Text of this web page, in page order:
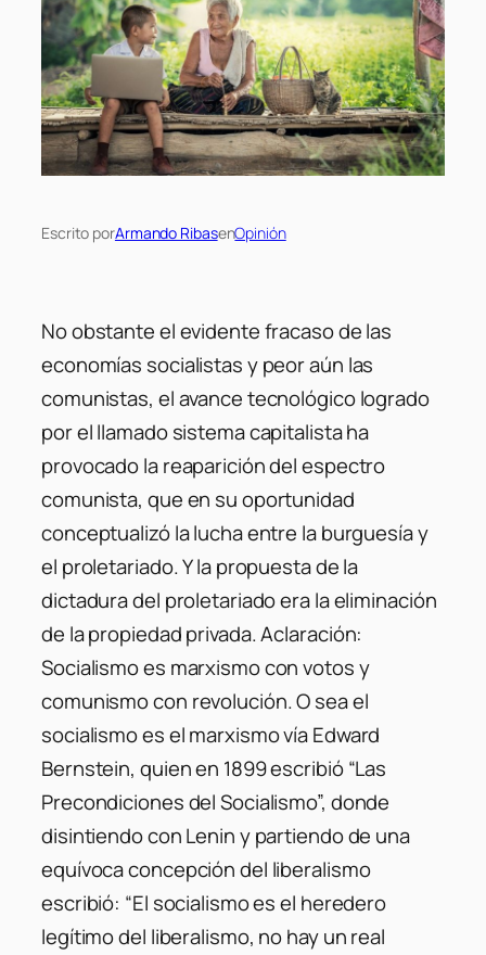
Escrito porArmando RibasenOpinión
No obstante el evidente fracaso de las
economías socialistas y peor aún las
comunistas, el avance tecnológico logrado
por el llamado sistema capitalista ha
provocado la reaparición del espectro
comunista, que en su oportunidad
conceptualizó la lucha entre la burguesía y
el proletariado. Y la propuesta de la
dictadura del proletariado era la eliminación
de la propiedad privada. Aclaración:
Socialismo es marxismo con votos y
comunismo con revolución. O sea el
socialismo es el marxismo vía Edward
Bernstein, quien en 1899 escribió “Las
Precondiciones del Socialismo”, donde
disintiendo con Lenin y partiendo de una
equívoca concepción del liberalismo
escribió: “El socialismo es el heredero
legítimo del liberalismo, no hay un real